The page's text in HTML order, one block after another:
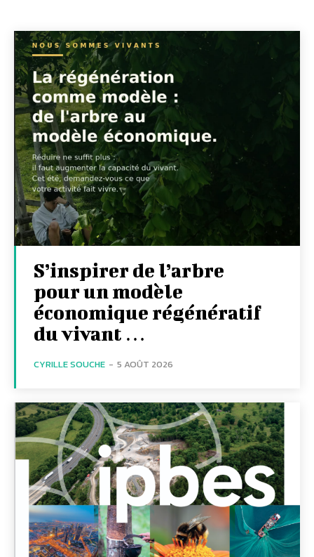
S’inspirer de l’arbre
pour un modèle
économique régénératif
du vivant …
CYRILLE SOUCHE - 5 AOÛT 2026